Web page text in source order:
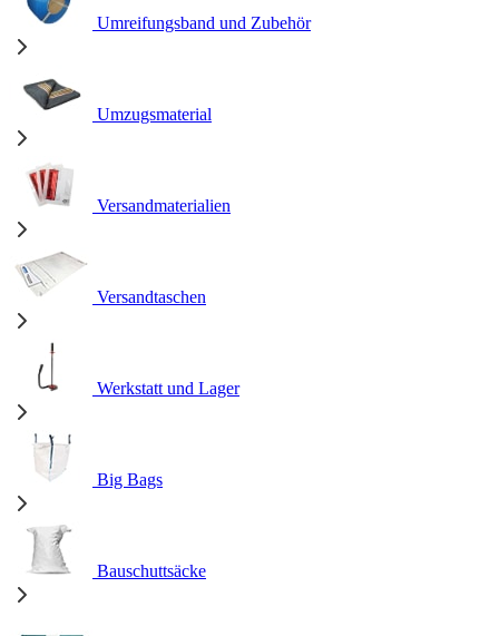
Umreifungsband und Zubehör
Umzugsmaterial
Versandmaterialien
Versandtaschen
Werkstatt und Lager
Big Bags
Bauschuttsäcke